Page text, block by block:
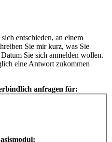
entschieden, an einem
Sie mir kurz, was Sie
Sie sich anmelden wollen.
eine Antwort zukommen
anfragen für: